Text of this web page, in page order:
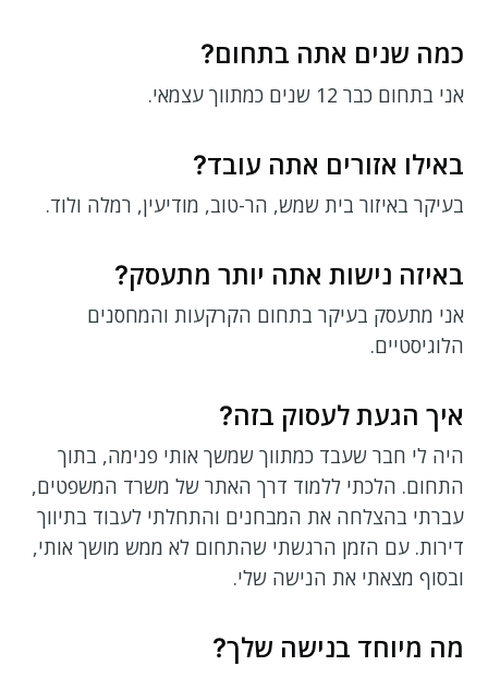
כמה שנים אתה בתחום?
אני בתחום כבר 12 שנים כמתווך עצמאי.
באילו אזורים אתה עובד?
בעיקר באיזור בית שמש, הר-טוב, מודיעין, רמלה ולוד.
באיזה נישות אתה יותר מתעסק?
אני מתעסק בעיקר בתחום הקרקעות והמחסנים
הלוגיסטיים.
איך הגעת לעסוק בזה?
היה לי חבר שעבד כמתווך שמשך אותי פנימה, בתוך
התחום. הלכתי ללמוד דרך האתר של משרד המשפטים,
עברתי בהצלחה את המבחנים והתחלתי לעבוד בתיווך
דירות. עם הזמן הרגשתי שהתחום לא ממש מושך אותי,
ובסוף מצאתי את הנישה שלי.
מה מיוחד בנישה שלך?